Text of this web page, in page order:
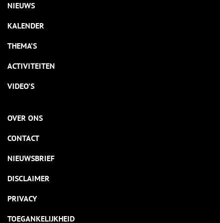
NIEUWS
KALENDER
THEMA’S
ACTIVITEITEN
VIDEO’S
OVER ONS
CONTACT
NIEUWSBRIEF
DISCLAIMER
PRIVACY
TOEGANKELIJKHEID